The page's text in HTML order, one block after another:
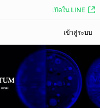
เปิดใน LINE
เข้าสู่ระบบ